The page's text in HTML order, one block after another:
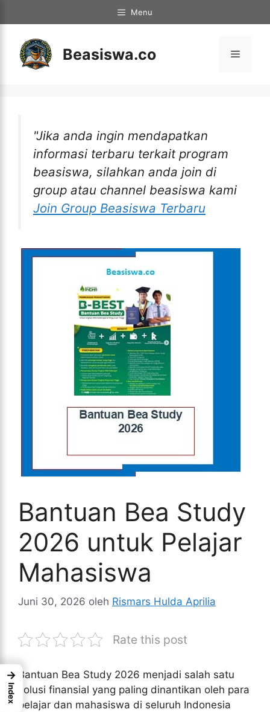
ke
Menu
Beasiswa.co Menu
"Jika anda ingin mendapatkan
informasi terbaru terkait program
beasiswa, silahkan anda join di
group atau channel beasiswa kami
Join Group Beasiswa Terbaru
Bantuan Bea Study
2026 untuk Pelajar
Mahasiswa
Juni 30, 2026 oleh Rismars Hulda Aprilia
Rate this post
Bantuan Bea Study 2026 menjadi salah satu
solusi finansial yang paling dinantikan oleh para
pelajar dan mahasiswa di seluruh Indonesia
→
Index